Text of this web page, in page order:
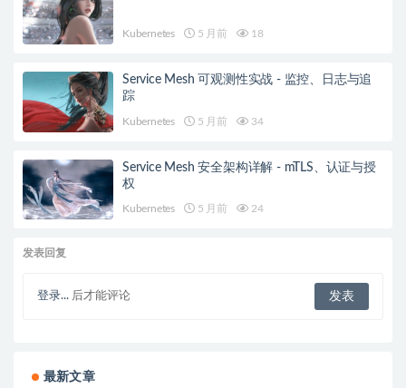
Kubernetes 5 月前 18
Service Mesh 可观测性实战 - 监控、日志与追
踪
Kubernetes 5 月前 34
Service Mesh 安全架构详解 - mTLS、认证与授
权
Kubernetes 5 月前 24
发表回复
登录... 后才能评论
最新文章